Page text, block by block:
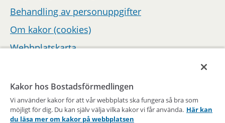
Behandling av personuppgifter
Om kakor (cookies)
Webbplatskarta
Kakor hos Bostadsförmedlingen
Vi använder kakor för att vår webbplats ska fungera så bra som
möjligt för dig. Du kan själv välja vilka kakor vi får använda. Här kan
du läsa mer om kakor på webbplatsen